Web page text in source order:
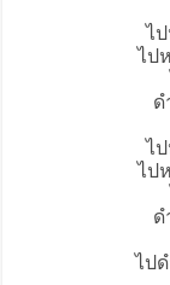
ไ
ไป
ด
ไ
ไป
ด
ไป